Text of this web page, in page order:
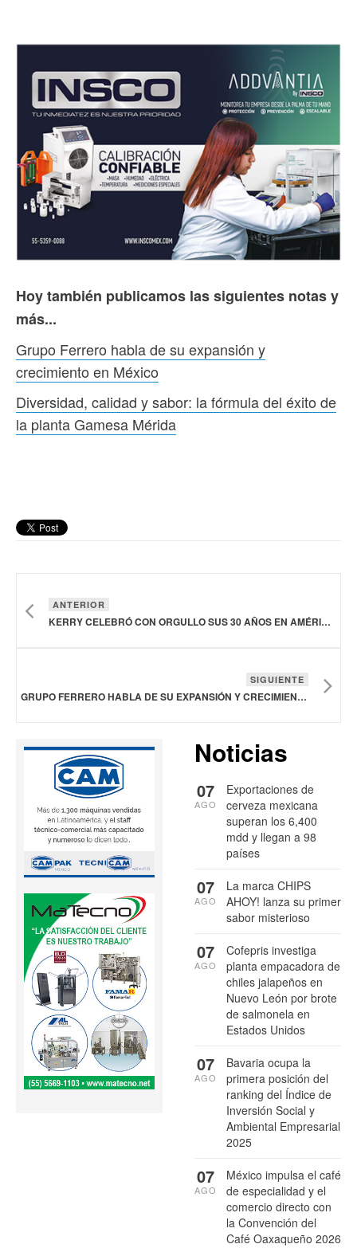
Hoy también publicamos las siguientes notas y
más...
Grupo Ferrero habla de su expansión y
crecimiento en México
Diversidad, calidad y sabor: la fórmula del éxito de
la planta Gamesa Mérida
ANTERIOR
KERRY CELEBRÓ CON ORGULLO SUS 30 AÑOS EN AMÉRICA LATINA
SIGUIENTE
GRUPO FERRERO HABLA DE SU EXPANSIÓN Y CRECIMIENTO EN MÉXICO
Noticias
Exportaciones de
cerveza mexicana
superan los 6,400
mdd y llegan a 98
países
07
AGO
La marca CHIPS
AHOY! lanza su primer
sabor misterioso
07
AGO
Cofepris investiga
planta empacadora de
chiles jalapeños en
Nuevo León por brote
de salmonela en
Estados Unidos
07
AGO
Bavaria ocupa la
primera posición del
ranking del Índice de
Inversión Social y
Ambiental Empresarial
2025
07
AGO
México impulsa el café
de especialidad y el
comercio directo con
la Convención del
Café Oaxaqueño 2026
07
AGO